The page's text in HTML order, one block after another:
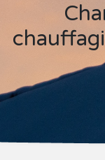
Champagne daniel,